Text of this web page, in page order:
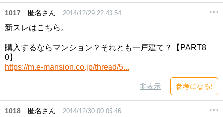
1017 匿名さん 2014/12/29 22:43:54
新スレはこちら。
購入するならマンション？それとも一戸建て？【PART8
0】
https://m.e-mansion.co.jp/thread/5...
非表示 参考になる!
1018 匿名さん 2014/12/30 00:05:46